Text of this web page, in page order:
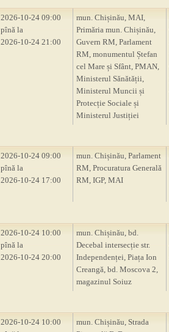
2026-10-24 09:00
pînă la
2026-10-24 21:00
mun. Chișinău, MAI,
Primăria mun. Chișinău,
Guvern RM, Parlament
RM, monumentul Ștefan
cel Mare și Sfânt, PMAN,
Ministerul Sănătății,
Ministerul Muncii și
Protecție Sociale și
Ministerul Justiției
2026-10-24 09:00
pînă la
2026-10-24 17:00
mun. Chișinău, Parlament
RM, Procuratura Generală
RM, IGP, MAI
2026-10-24 10:00
pînă la
2026-10-24 20:00
mun. Chișinău, bd.
Decebal intersecție str.
Independenței, Piața Ion
Creangă, bd. Moscova 2,
magazinul Soiuz
2026-10-24 10:00
mun. Chișinău, Strada